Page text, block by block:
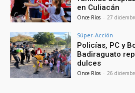
en Culiacán
Once Ríos - 27
Súper-Acción
Policías, PC y
Badiraguato
dulces
Once Ríos - 26